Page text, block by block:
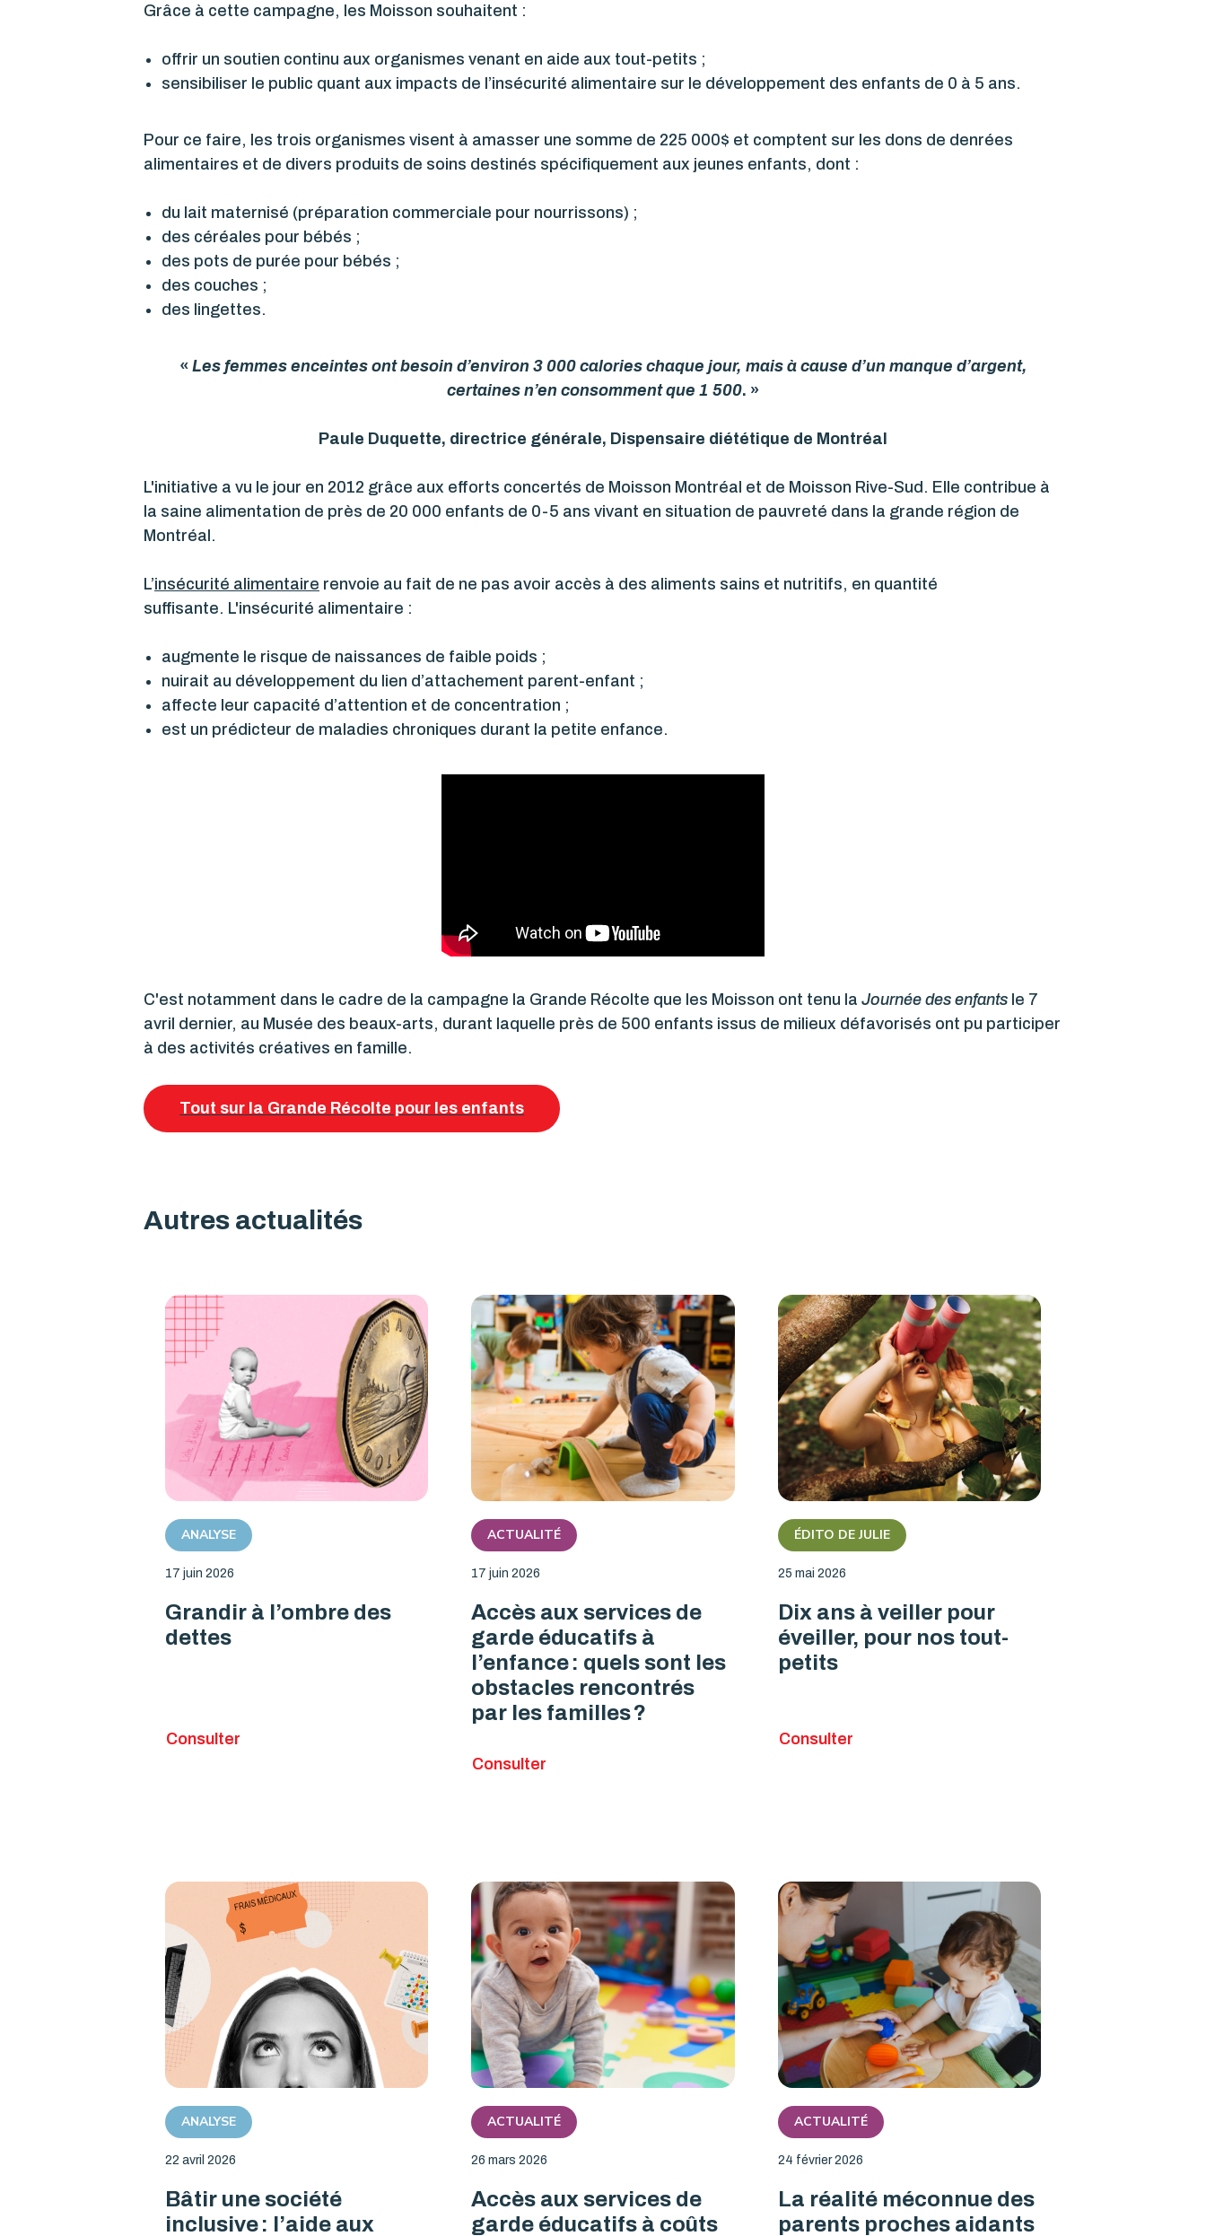
Grâce à cette campagne, les Moisson souhaitent :
offrir un soutien continu aux organismes venant en aide aux tout-petits ;
sensibiliser le public quant aux impacts de l’insécurité alimentaire sur le développement des enfants de 0 à 5 ans.
Pour ce faire, les trois organismes visent à amasser une somme de 225 000$ et comptent sur les dons de denrées
alimentaires et de divers produits de soins destinés spécifiquement aux jeunes enfants, dont :
du lait maternisé (préparation commerciale pour nourrissons) ;
des céréales pour bébés ;
des pots de purée pour bébés ;
des couches ;
des lingettes.
« Les femmes enceintes ont besoin d’environ 3 000 calories chaque jour, mais à cause d’un manque d’argent,
certaines n’en consomment que 1 500. »
Paule Duquette, directrice générale, Dispensaire diététique de Montréal
L'initiative a vu le jour en 2012 grâce aux efforts concertés de Moisson Montréal et de Moisson Rive-Sud. Elle contribue à
la saine alimentation de près de 20 000 enfants de 0-5 ans vivant en situation de pauvreté dans la grande région de
Montréal.
L’insécurité alimentaire renvoie au fait de ne pas avoir accès à des aliments sains et nutritifs, en quantité
suffisante. L'insécurité alimentaire :
augmente le risque de naissances de faible poids ;
nuirait au développement du lien d’attachement parent-enfant ;
affecte leur capacité d’attention et de concentration ;
est un prédicteur de maladies chroniques durant la petite enfance.
C'est notamment dans le cadre de la campagne la Grande Récolte que les Moisson ont tenu la Journée des enfants le 7
avril dernier, au Musée des beaux-arts, durant laquelle près de 500 enfants issus de milieux défavorisés ont pu participer
à des activités créatives en famille.
Tout sur la Grande Récolte pour les enfants
Autres actualités
ANALYSE
17 juin 2026
Grandir à l’ombre des
dettes
Consulter
ACTUALITÉ
17 juin 2026
Accès aux services de
garde éducatifs à
l’enfance : quels sont les
obstacles rencontrés
par les familles ?
Consulter
ÉDITO DE JULIE
25 mai 2026
Dix ans à veiller pour
éveiller, pour nos tout-
petits
Consulter
ANALYSE
22 avril 2026
Bâtir une société
inclusive : l’aide aux
ACTUALITÉ
26 mars 2026
Accès aux services de
garde éducatifs à coûts
ACTUALITÉ
24 février 2026
La réalité méconnue des
parents proches aidants